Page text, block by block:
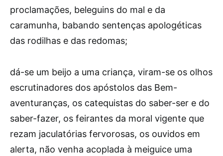
proclamações, beleguins do mal e da
caramunha, babando sentenças apologéticas
das rodilhas e das redomas;
dá-se um beijo a uma criança, viram-se os olhos
escrutinadores dos apóstolos das Bem-
aventuranças, os catequistas do saber-ser e do
saber-fazer, os feirantes da moral vigente que
rezam jaculatórias fervorosas, os ouvidos em
alerta, não venha acoplada à meiguice uma